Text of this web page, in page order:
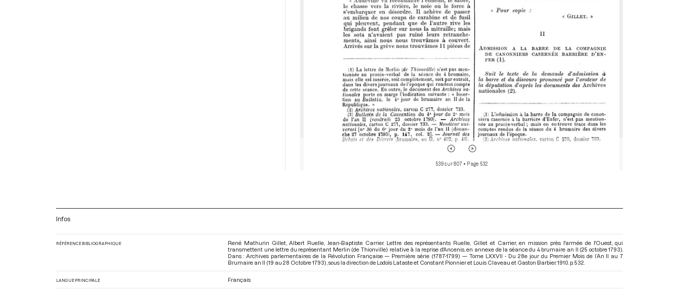
539 sur 807 • Page 532
Infos
RÉFÉRENCE BIBLIOGRAPHIQUE
René Mathurin Gillet, Albert Ruelle, Jean-Baptiste Carrier. Lettre des représentants Ruelle, Gillet et Carrier, en mission près l'armée de l'Ouest, qui
transmettent une lettre du représentant Merlin (de Thionville) relative à la reprise d'Ancenis, en annexe de la séance du 4 brumaire an II (25 octobre 1793).
Dans : Archives parlementaires de la Révolution Française — Première série (1787-1799) — Tome LXXVII - Du 28e jour du Premier Mois de l’An II au 7
Brumaire an II (19 au 28 Octobre 1793) , sous la direction de Lodoïs Lataste et Constant Pionnier et Louis Claveau et Gaston Barbier. 1910. p. 532.
LANGUE PRINCIPALE Français